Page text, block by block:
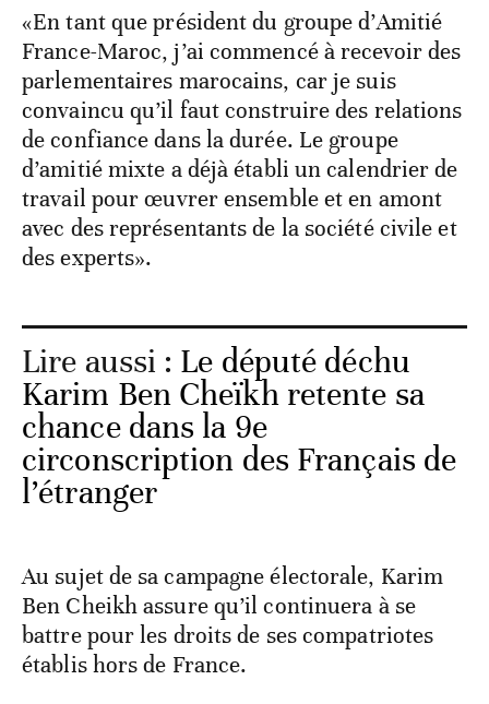
«En tant que président du groupe d’Amitié
France-Maroc, j’ai commencé à recevoir des
parlementaires marocains, car je suis
convaincu qu’il faut construire des relations
de confiance dans la durée. Le groupe
d’amitié mixte a déjà établi un calendrier de
travail pour œuvrer ensemble et en amont
avec des représentants de la société civile et
des experts».
Lire aussi : Le député déchu
Karim Ben Cheïkh retente sa
chance dans la 9e
circonscription des Français de
l’étranger
Au sujet de sa campagne électorale, Karim
Ben Cheikh assure qu’il continuera à se
battre pour les droits de ses compatriotes
établis hors de France.